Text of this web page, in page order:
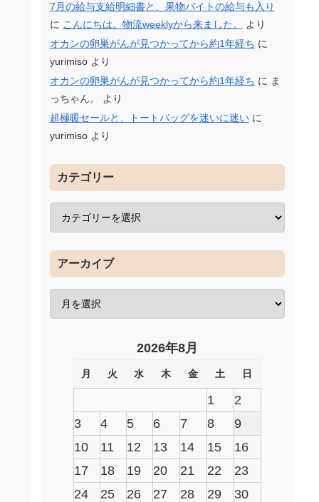
7月の給与支給明細書と、果物バイトの給与も入り
に こんにちは。物流weeklyから来ました。
より
オカンの卵巣がんが見つかってから約1年経ち に
yurimisoより
オカンの卵巣がんが見つかってから約1年経ち に ま
っちゃん。
より
超極暖セールと、トートバッグを迷いに迷いに
yurimisoより
カテゴリー
アーカイブ
2026年8月
月 火 水 木 金 土 日
1
2
3
4 5 6 7 8
9
10
11 12 13 14 15
16
17
18 19 20 21 22
23
24
25 26 27 28 29
30